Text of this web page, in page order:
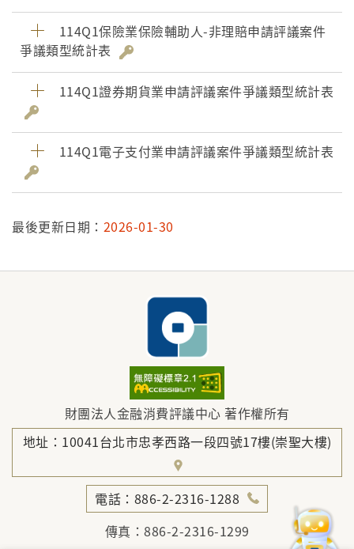
114Q1保險業保險輔助人-非理賠申請評議案件
爭議類型統計表
114Q1證券期貨業申請評議案件爭議類型統計表
114Q1電子支付業申請評議案件爭議類型統計表
最後更新日期： 2026-01-30
財團法人金融消費評議中心 著作權所有
地址：10041台北市忠孝西路一段四號17樓(崇聖大樓)
電話：886-2-2316-1288
傳真：886-2-2316-1299